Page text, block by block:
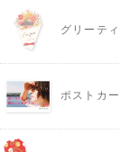
グリーテ
ポストカ